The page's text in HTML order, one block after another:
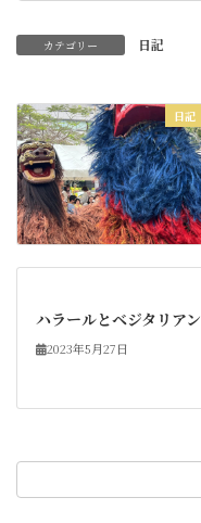
カテゴリー 日記
日記
ハラールとベジタリアン
2023年5月27日